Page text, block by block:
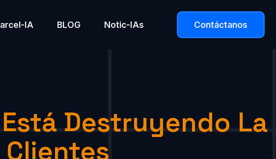
IA BLOG Notic-IAs Contáctanos
Destruyendo La
Clientes